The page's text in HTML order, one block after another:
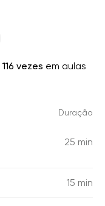
116 vezes em aulas
Duração
25 min
15 min